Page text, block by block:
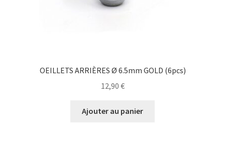
OEILLETS ARRIÈRES Ø 6.5mm GOLD (6pcs)
12,90 €
Ajouter au panier